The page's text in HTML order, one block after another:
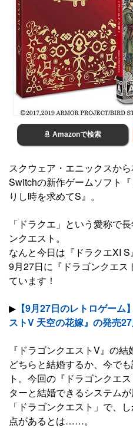
Amazonで検索
スクウェア・エニックスか
Switchの新作ゲームソフト
りし時を求めてS』。
「ドラクエ」という愛称で
ンクエスト。
なんと今日は『ドラクエXI
9月27日に『ドラゴンクエ
ています！
▶ 【9月27日のレトロゲー
ストV 天空の花嫁』の発売27
『ドラゴンクエストV』の
どちらと結婚するか、今で
ト。今回の『ドラゴンクエ
ターと結婚できるシステム
「ドラゴンクエスト」で、
点があるとは……。